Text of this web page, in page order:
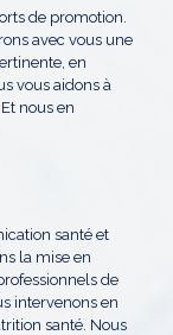
de promotion.
avec vous une
en
vous aidons à
nous en
santé et
la mise en
de
intervenons en
santé. Nous